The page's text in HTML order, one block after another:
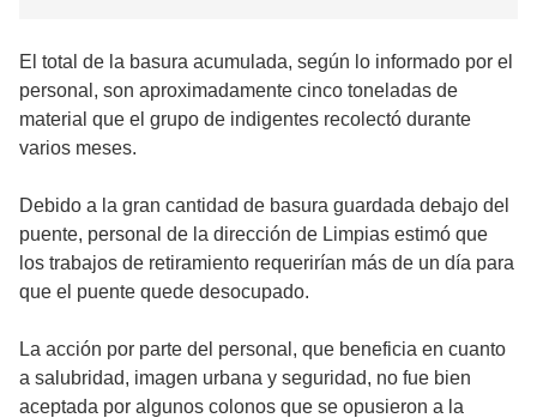
El total de la basura acumulada, según lo informado por el
personal, son aproximadamente cinco toneladas de
material que el grupo de indigentes recolectó durante
varios meses.
Debido a la gran cantidad de basura guardada debajo del
puente, personal de la dirección de Limpias estimó que
los trabajos de retiramiento requerirían más de un día para
que el puente quede desocupado.
La acción por parte del personal, que beneficia en cuanto
a salubridad, imagen urbana y seguridad, no fue bien
aceptada por algunos colonos que se opusieron a la